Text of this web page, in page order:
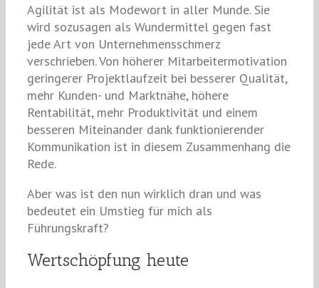
Agilität ist als Modewort in aller Munde. Sie
wird sozusagen als Wundermittel gegen fast
jede Art von Unternehmensschmerz
verschrieben. Von höherer Mitarbeitermotivation
geringerer Projektlaufzeit bei besserer Qualität,
mehr Kunden- und Marktnähe, höhere
Rentabilität, mehr Produktivität und einem
besseren Miteinander dank funktionierender
Kommunikation ist in diesem Zusammenhang die
Rede.
Aber was ist den nun wirklich dran und was
bedeutet ein Umstieg für mich als
Führungskraft?
Wertschöpfung heute